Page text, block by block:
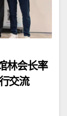
林会长率
交流